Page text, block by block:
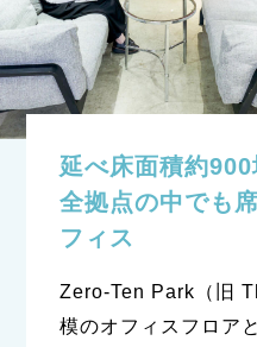
延べ床面積約900
全拠点の中でも
フィス
Zero-Ten Park（旧
模のオフィスフロア